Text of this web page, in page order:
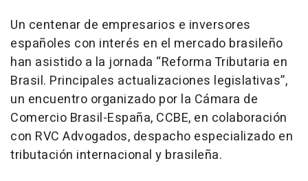
Un centenar de empresarios e inversores
españoles con interés en el mercado brasileño
han asistido a la jornada “Reforma Tributaria en
Brasil. Principales actualizaciones legislativas”,
un encuentro organizado por la Cámara de
Comercio Brasil-España, CCBE, en colaboración
con RVC Advogados, despacho especializado en
tributación internacional y brasileña.